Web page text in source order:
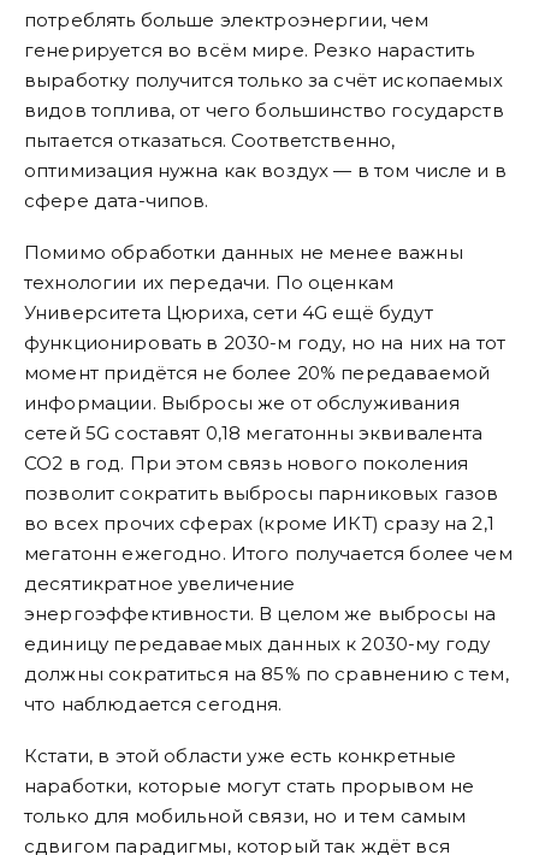
потреблять больше электроэнергии, чем
генерируется во всём мире. Резко нарастить
выработку получится только за счёт ископаемых
видов топлива, от чего большинство государств
пытается отказаться. Соответственно,
оптимизация нужна как воздух — в том числе и в
сфере дата-чипов.
Помимо обработки данных не менее важны
технологии их передачи. По оценкам
Университета Цюриха, сети 4G ещё будут
функционировать в 2030-м году, но на них на тот
момент придётся не более 20% передаваемой
информации. Выбросы же от обслуживания
сетей 5G составят 0,18 мегатонны эквивалента
СО2 в год. При этом связь нового поколения
позволит сократить выбросы парниковых газов
во всех прочих сферах (кроме ИКТ) сразу на 2,1
мегатонн ежегодно. Итого получается более чем
десятикратное увеличение
энергоэффективности. В целом же выбросы на
единицу передаваемых данных к 2030-му году
должны сократиться на 85% по сравнению с тем,
что наблюдается сегодня.
Кстати, в этой области уже есть конкретные
наработки, которые могут стать прорывом не
только для мобильной связи, но и тем самым
сдвигом парадигмы, который так ждёт вся